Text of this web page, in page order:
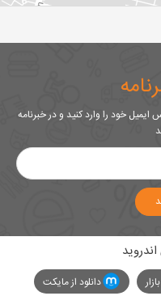
خود را وارد کنید و در خبرنامه
دانلود از مایکت